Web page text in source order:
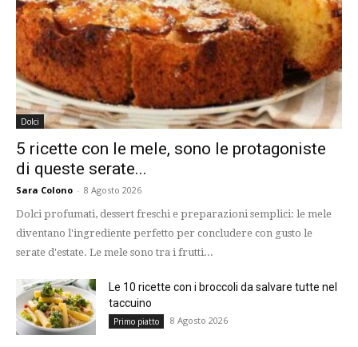
Dolci
5 ricette con le mele, sono le protagoniste
di queste serate...
Sara Colono - 8 Agosto 2026
Dolci profumati, dessert freschi e preparazioni semplici: le mele
diventano l'ingrediente perfetto per concludere con gusto le
serate d'estate. Le mele sono tra i frutti...
Le 10 ricette con i broccoli da salvare tutte nel
taccuino
Primo piatto 8 Agosto 2026